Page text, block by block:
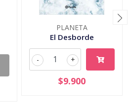
PLANETA
El Desborde
+
-
$9.900